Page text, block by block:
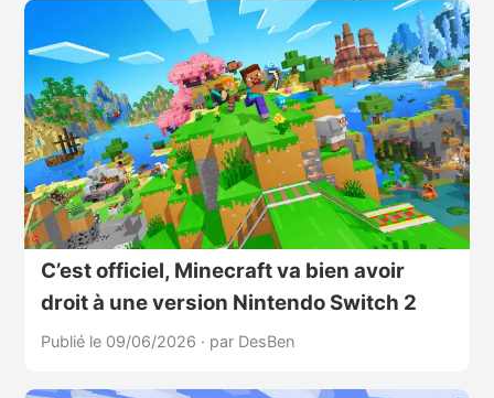
C’est officiel, Minecraft va bien avoir
droit à une version Nintendo Switch 2
Publié le 09/06/2026 · par DesBen